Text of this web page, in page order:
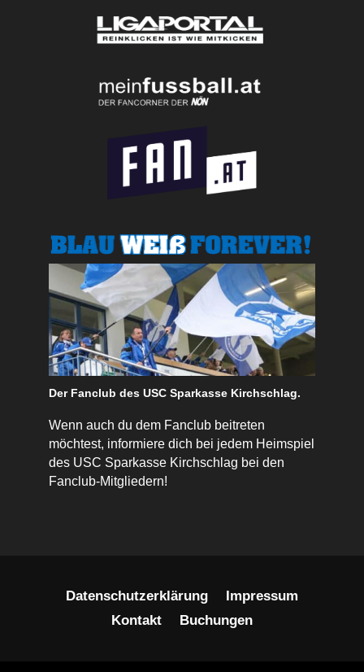
Der Fanclub des USC Sparkasse Kirchschlag.
Wenn auch du dem Fanclub beitreten
möchtest, informiere dich bei jedem Heimspiel
des USC Sparkasse Kirchschlag bei den
Fanclub-Mitgliedern!
Datenschutzerklärung
Impressum
Kontakt
Buchungen